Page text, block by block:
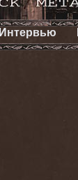
Интервью